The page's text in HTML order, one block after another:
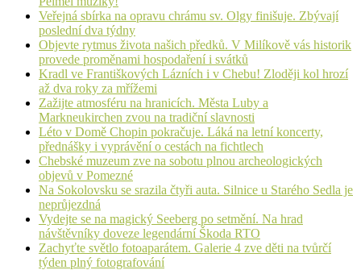
Veřejná sbírka na opravu chrámu sv. Olgy finišuje. Zbývají
poslední dva týdny
Objevte rytmus života našich předků. V Milíkově vás historik
provede proměnami hospodaření i svátků
Kradl ve Františkových Lázních i v Chebu! Zloději kol hrozí
až dva roky za mřížemi
Zažijte atmosféru na hranicích. Města Luby a
Markneukirchen zvou na tradiční slavnosti
Léto v Domě Chopin pokračuje. Láká na letní koncerty,
přednášky i vyprávění o cestách na fichtlech
Chebské muzeum zve na sobotu plnou archeologických
objevů v Pomezné
Na Sokolovsku se srazila čtyři auta. Silnice u Starého Sedla je
neprůjezdná
Vydejte se na magický Seeberg po setmění. Na hrad
návštěvníky doveze legendární Škoda RTO
Zachyťte světlo fotoaparátem. Galerie 4 zve děti na tvůrčí
týden plný fotografování